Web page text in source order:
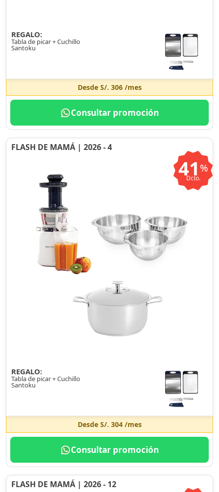
REGALO:
Tabla de picar + Cuchillo
Santoku
Desde S/. 306/mes
Consultar promoción
FLASH DE MAMÁ | 2026 - 4
41 %
Dcto.
REGALO:
Tabla de picar + Cuchillo
Santoku
Desde S/. 304/mes
Consultar promoción
FLASH DE MAMÁ | 2026 - 12